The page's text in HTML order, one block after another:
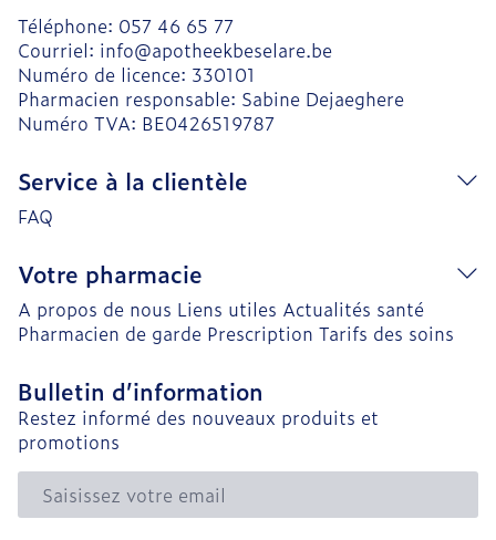
Téléphone: 057 46 65 77
Courriel: info@apotheekbeselare.be
Numéro de licence: 330101
Pharmacien responsable: Sabine Dejaeghere
Numéro TVA: BE0426519787
Service à la clientèle
FAQ
Votre pharmacie
A propos de nous Liens utiles Actualités santé
Pharmacien de garde Prescription Tarifs des soins
Bulletin d’information
Restez informé des nouveaux produits et
promotions
Adresse mail